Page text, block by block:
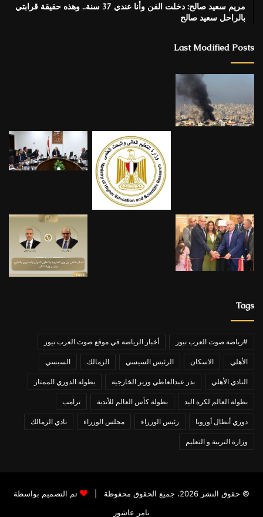
مريم سعيد صالح: دخلت الفن وأنا عندي 37 سنة.. وهذه حقيقة قرابتي
بالراحل سعيد صالح
Last Modified Posts
Tags
#رياضة صوت العرب نيوز أخبار الرياضة في موقع صوت العرب نيوز
الأهلي الاسكان الرئيس السيسي الزمالك السيسي
النادي الأهلي بدر عبدالعاطي وزير الخارجية بطولة الدوري الممتاز
بطولة العالم لكرة اليد بطولة كأس العالم للأندية ترامب
دوري أبطال أوروبا رئيس الوزراء مجلس الوزراء نادي الزمالك
وزارة التربية و التعليم
© حقوق النشر 2026، جميع الحقوق محفوظة |
تم التصميم بواسطة
تامر عاشور